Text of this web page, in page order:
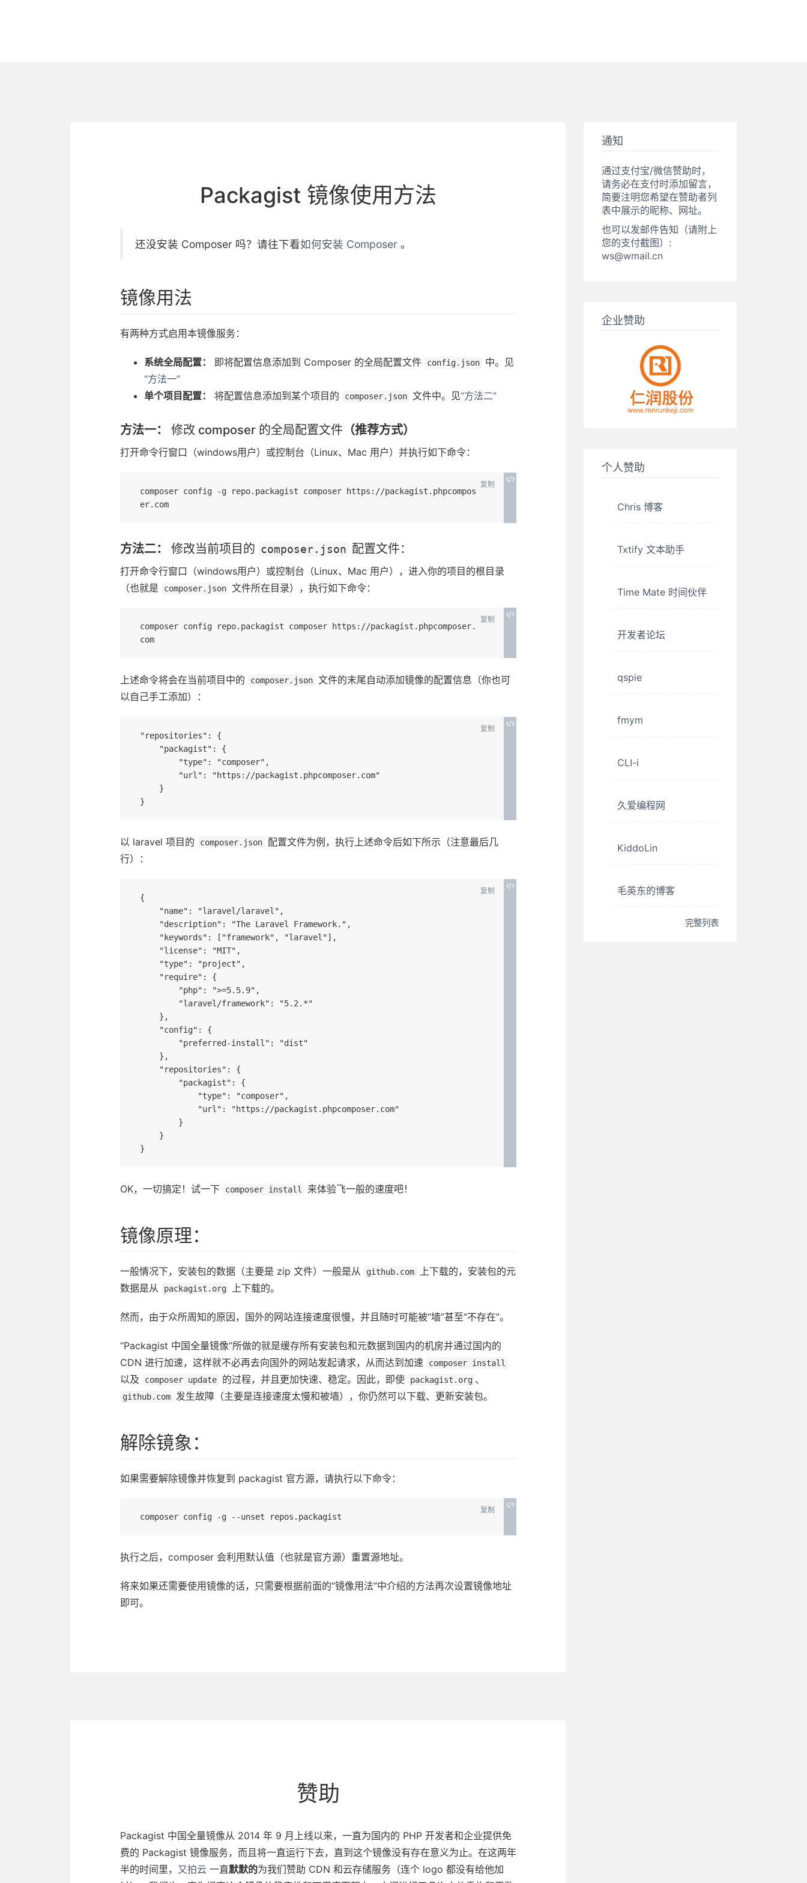
Packagist 镜像使用方法
还没安装 Composer 吗？请往下看如何安装 Composer 。
镜像用法
有两种方式启用本镜像服务：
系统全局配置： 即将配置信息添加到 Composer 的全局配置文件 config.json
中。见
“方法一”
单个项目配置：
将配置信息添加到某个项目的 composer.json 文件中。见“方法二”
方法一： 修改 composer 的全局配置文件 （推荐方式）
打开命令行窗口（windows用户）或控制台（Linux、Mac 用户）并执行如下命令：
复制
composer config -g repo.packagist composer https://packagist.phpcompos
er.com
方法二： 修改当前项目的 composer.json 配置文件：
打开命令行窗口（windows用户）或控制台（Linux、Mac 用户），进入你的项目的根目录
（也就是
composer.json 文件所在目录），执行如下命令：
复制
composer config repo.packagist composer https://packagist.phpcomposer.
com
上述命令将会在当前项目中的 composer.json 文件的末尾自动添加镜像的配置信息（你也可
以自己手工添加）：
复制
"repositories": {
以 laravel 项目的 composer.json
配置文件为例，执行上述命令后如下所示（注意最后几
行）：
复制
{
OK，一切搞定！试一下 composer install 来体验飞一般的速度吧！
镜像原理：
一般情况下，安装包的数据（主要是 zip 文件）一般是从 github.com
上下载的，安装包的元
数据是从
packagist.org 上下载的。
然而，由于众所周知的原因，国外的网站连接速度很慢，并且随时可能被“墙”甚至“不存在”。
“Packagist 中国全量镜像”所做的就是缓存所有安装包和元数据到国内的机房并通过国内的
CDN 进行加速，这样就不必再去向国外的网站发起请求，从而达到加速
composer install
以及 composer update 的过程，并且更加快速、稳定。因此，即使 packagist.org 、
github.com 发生故障（主要是连接速度太慢和被墙），你仍然可以下载、更新安装包。
解除镜象：
如果需要解除镜像并恢复到 packagist 官方源，请执行以下命令：
复制
执行之后，composer 会利用默认值（也就是官方源）重置源地址。
将来如果还需要使用镜像的话，只需要根据前面的“镜像用法”中介绍的方法再次设置镜像地址
即可。
赞助
Packagist 中国全量镜像从 2014 年 9 月上线以来，一直为国内的 PHP 开发者和企业提供免
费的 Packagist 镜像服务，而且将一直运行下去，直到这个镜像没有存在意义为止。在这两年
半的时间里， 又拍云 一直默默的为我们赞助 CDN 和云存储服务（连个 logo 都没有给他加
通知
通过支付宝/微信赞助时，
请务必在支付时添加留言，
简要注明您希望在赞助者列
表中展示的昵称、网址。
也可以发邮件告知（请附上
您的支付截图）:
ws@wmail.cn
企业赞助
个人赞助
Chris 博客
Txtify 文本助手
Time Mate 时间伙伴
开发者论坛
qspie
fmym
CLI-i
久爱编程网
KiddoLin
毛英东的博客
完整列表